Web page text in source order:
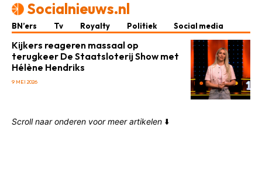
Socialnieuws.nl
BN’ers Tv Royalty Politiek Social media
Kijkers reageren massaal op
terugkeer De Staatsloterij Show met
Hélène Hendriks
9 MEI 2026
Scroll naar onderen voor meer artikelen ⬇️